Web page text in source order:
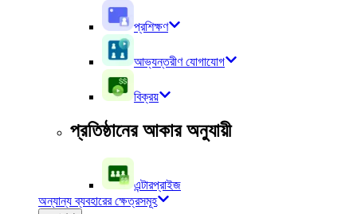
প্রশিক্ষণ
আভ্যন্তরীণ যোগাযোগ
বিক্রয়
প্রতিষ্ঠানের আকার অনুযায়ী
এন্টারপ্রাইজ
অন্যান্য ব্যবহারের ক্ষেত্রসমূহ